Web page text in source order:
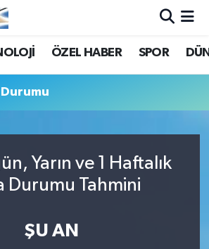
ÖZEL HABER SPOR
Yarın ve 1 Haftalık
Durumu Tahmini
ŞU AN